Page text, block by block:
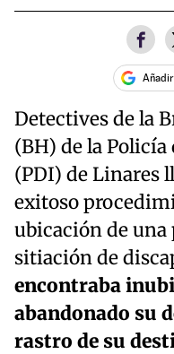
Detectives de la
(BH) de la
(PDI) de Linares
exitoso
ubicación de una
sitiación de
encontraba
abandonado su
rastro de su